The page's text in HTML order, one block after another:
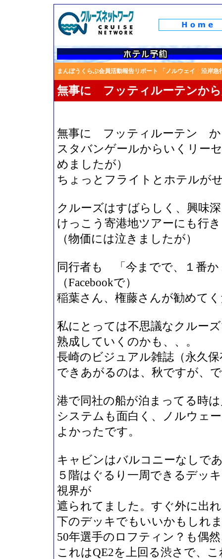
まんぼうくらぶ会員活動報告リポート 「ノルウェイ 沿岸
無事に フッティルーテンか
無事に フッティルーテン か
スタバンゲールからいくリー
めましたが）
ちょっとフライトとホテルが
クルーズはすばらしく、興味
けっこう寄港地ツアーにも行
（物価には泣きましたが）
同行者も 「今までで、１番
（Facebookで）
稲葉さん、権藤さんが勧めて
私にとっては不思議なクルー
熟成していくのかも、、。
長崎のビジュアル雑誌（永久
できあがるのは、秋ですが、
港で同社の船が泊まってる時
システムも面白く、ノルウェ
よかったです。
キャビンはバルコニーなしで
５階はぐるり一周できるデッ
視界が
遮られてました。すぐ外に出
下のデッキでもいいかもしれ
50年選手のロフティン？も偶
これはQE2を上回る渋さで、